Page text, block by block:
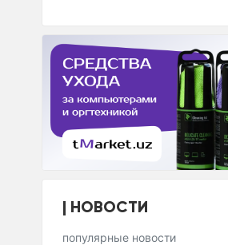
НОВОСТИ
популярные новости